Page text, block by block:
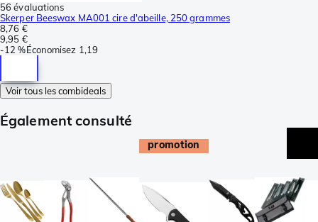
56 évaluations
Skerper Beeswax MA001 cire d'abeille, 250 grammes
8,76 €
9,95 €
-12 %Économisez 1,19
Voir tous les combideals
Également consulté
promotion